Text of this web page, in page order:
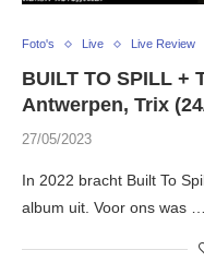
Foto's Live Live Review
BUILT TO SPILL +
Antwerpen, Trix
27/05/2023
In 2022 bracht Built To
album uit. Voor ons was …